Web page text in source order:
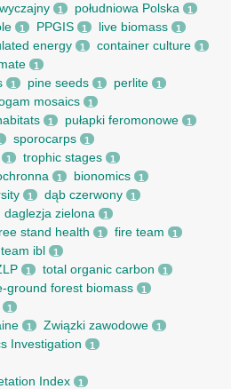
1 południowa Polska 1
1 PPGIS 1 live biomass 1
energy 1 container culture 1
1
1 pine seeds 1 perlite 1
mosaics 1
1 pułapki feromonowe 1
sporocarps 1
1 trophic stages 1
1 bionomics 1
1 dąb czerwony 1
daglezja zielona 1
stand health 1 fire team 1
ibl 1
1 total organic carbon 1
ground forest biomass 1
1
1 Związki zawodowe 1
Investigation 1
Index 1